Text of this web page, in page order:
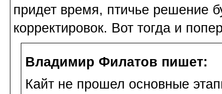
придет время, птичье решение
корректировок. Вот тогда и
Владимир Филатов пишет:
Кайт не прошел основные